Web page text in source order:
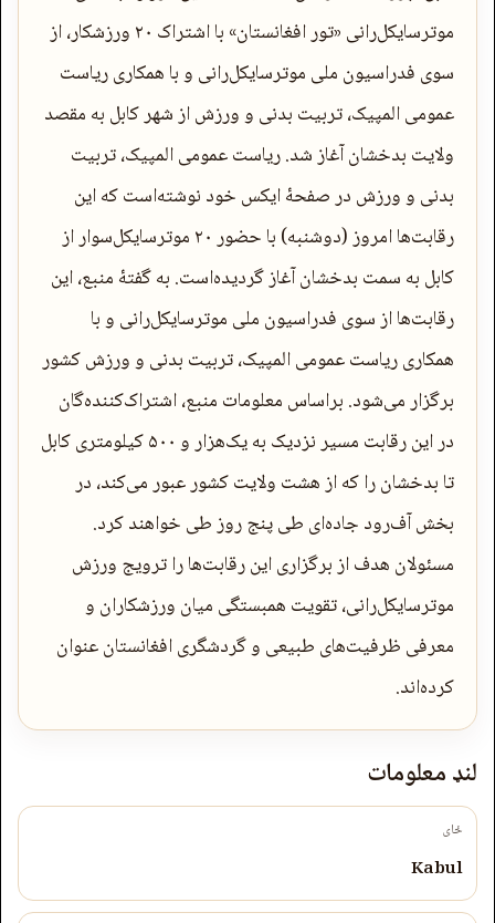
موترسایکل‌‌رانی «تور افغانستان» با اشتراک ۲۰ ورزشکار، از
سوی فدراسیون ملی موترسایکل‌رانی و با همکاری ریاست
عمومی المپیک، تربیت بدنی و ورزش از شهر کابل به مقصد
ولایت بدخشان آغاز شد. ریاست عمومی المپیک، تربیت
بدنی و ورزش در صفحهٔ ایکس خود نوشته‌است که این
رقابت‌ها امروز (دوشنبه) با حضور ۲۰ موترسایکل‌سوار از
کابل به سمت بدخشان آغاز گردیده‌است. به گفتهٔ منبع، این
رقابت‌ها از سوی فدراسیون ملی موترسایکل‌‌رانی و با
همکاری ریاست عمومی المپیک، تربیت بدنی و ورزش کشور
برگزار می‌شود. براساس معلومات منبع، اشتراک‌کننده‌گان
در این رقابت مسیر نزدیک به یک‌هزار و ۵۰۰ کیلومتری کابل
تا بدخشان را که از هشت ولایت کشور عبور می‌کند، در
بخش آف‌رود جاده‌ای طی پنج روز طی خواهند کرد.
مسئولان هدف از برگزاری این رقابت‌ها را ترویج ورزش
موترسایکل‌رانی، تقویت همبستگی میان ورزشکاران و
معرفی ظرفیت‌های طبیعی و گردشگری افغانستان عنوان
کرده‌اند.
لنډ معلومات
ځای
Kabul